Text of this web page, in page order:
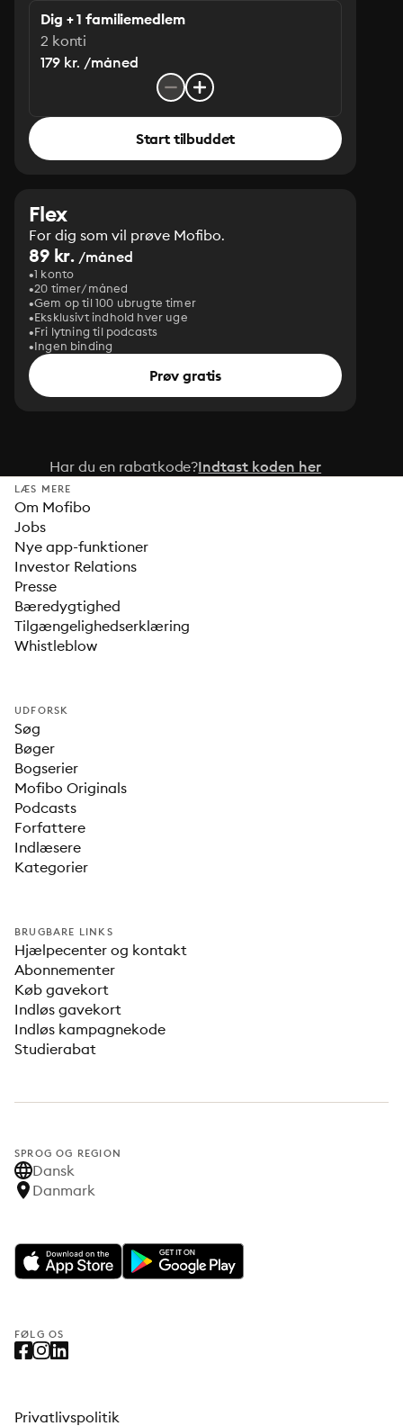
Dig + 1 familiemedlem
2 konti
179 kr. /måned
Start tilbuddet
Flex
For dig som vil prøve Mofibo.
89 kr. /måned
1 konto
20 timer/måned
Gem op til 100 ubrugte timer
Eksklusivt indhold hver uge
Fri lytning til podcasts
Ingen binding
Prøv gratis
Har du en rabatkode?Indtast koden her
LÆS MERE
Om Mofibo
Jobs
Nye app-funktioner
Investor Relations
Presse
Bæredygtighed
Tilgængelighedserklæring
Whistleblow
UDFORSK
Søg
Bøger
Bogserier
Mofibo Originals
Podcasts
Forfattere
Indlæsere
Kategorier
BRUGBARE LINKS
Hjælpecenter og kontakt
Abonnementer
Køb gavekort
Indløs gavekort
Indløs kampagnekode
Studierabat
SPROG OG REGION
Dansk
Danmark
FØLG OS
Privatlivspolitik